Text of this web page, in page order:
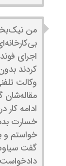
من
اجرای
کردند
وکالت
مقاله‌شان
ادامه
خسارت
خواستم و
گفت